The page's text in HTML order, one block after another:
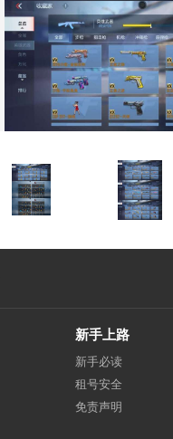
新手上路
新手必读
租号安全
免责声明